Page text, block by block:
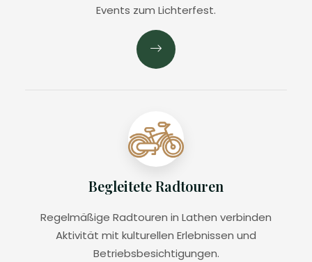
Events zum Lichterfest.
Begleitete Radtouren
Regelmäßige Radtouren in Lathen verbinden
Aktivität mit kulturellen Erlebnissen und
Betriebsbesichtigungen.